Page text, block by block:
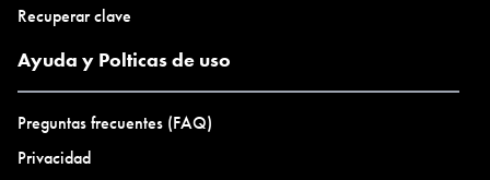
Recuperar clave
Ayuda y Polticas de uso
Preguntas frecuentes (FAQ)
Privacidad